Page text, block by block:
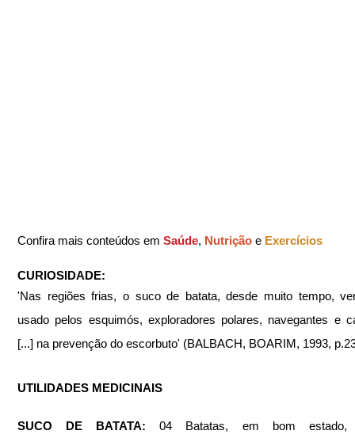
Confira mais conteúdos em Saúde, Nutrição e Exercícios
CURIOSIDADE:
'Nas regiões frias, o suco de batata, desde muito tempo,
usado pelos esquimós, exploradores polares, navegantes e
[...] na prevenção do escorbuto' (BALBACH, BOARIM, 1993,
UTILIDADES MEDICINAIS
SUCO DE BATATA: 04 Batatas, em bom estado,